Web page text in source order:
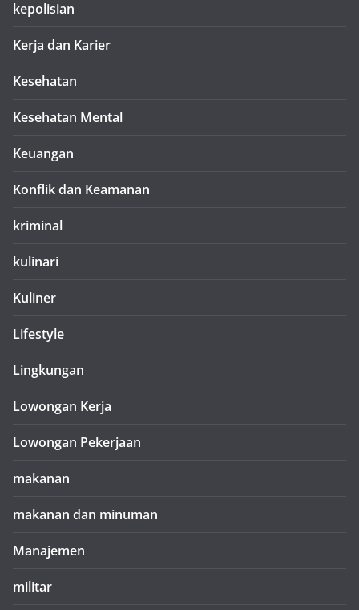
kepolisian
Kerja dan Karier
Kesehatan
Kesehatan Mental
Keuangan
Konflik dan Keamanan
kriminal
kulinari
Kuliner
Lifestyle
Lingkungan
Lowongan Kerja
Lowongan Pekerjaan
makanan
makanan dan minuman
Manajemen
militar